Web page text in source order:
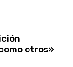
otros»